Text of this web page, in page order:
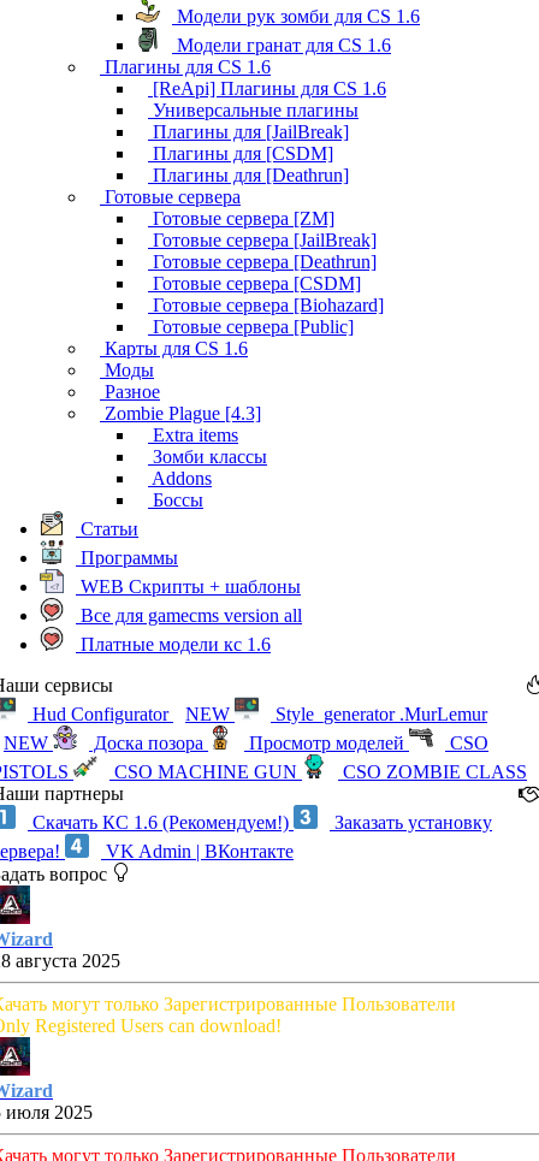
Модели рук зомби для CS 1.6
Модели гранат для CS 1.6
Плагины для CS 1.6
[ReApi] Плагины для CS 1.6
Универсальные плагины
Плагины для [JailBreak]
Плагины для [CSDM]
Плагины для [Deathrun]
Готовые сервера
Готовые сервера [ZM]
Готовые сервера [JailBreak]
Готовые сервера [Deathrun]
Готовые сервера [CSDM]
Готовые сервера [Biohazard]
Готовые сервера [Public]
Карты для CS 1.6
Моды
Разное
Zombie Plague [4.3]
Extra items
Зомби классы
Addons
Боссы
Статьи
Программы
WEB Скрипты + шаблоны
Все для gamecms version all
Платные модели кс 1.6
сервисы
Hud Configurator
NEW
Style_generator .MurLemur
NEW
Доска позора Просмотр моделей
CSO
CSO MACHINE GUN
CSO ZOMBIE CLASS
партнеры
Скачать КС 1.6 (Рекомендуем!)
Заказать установку
VK Admin | ВКонтакте
вопрос
августа 2025
могут только Зарегистрированные Пользователи
Registered Users can download!
июля 2025
могут только Зарегистрированные Пользователи